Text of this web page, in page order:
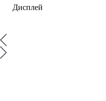
Дисплей